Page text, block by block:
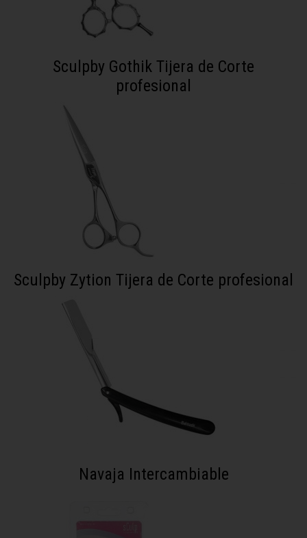
Sculpby Gothik Tijera de Corte
profesional
Sculpby Zytion Tijera de Corte profesional
Navaja Intercambiable